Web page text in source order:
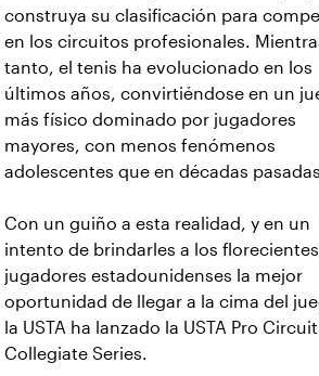
construya su clasificación para
en los circuitos profesionales.
tanto, el tenis ha evolucionado en los
últimos años, convirtiéndose en un
más físico dominado por jugadores
mayores, con menos fenómenos
adolescentes que en décadas
Con un guiño a esta realidad, y en un
intento de brindarles a los florecientes
jugadores estadounidenses la mejor
oportunidad de llegar a la cima del
la USTA ha lanzado la USTA Pro Circuit
Collegiate Series.